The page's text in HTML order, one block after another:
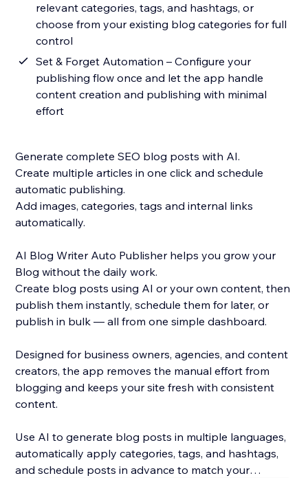
relevant categories, tags, and hashtags, or
choose from your existing blog categories for full
control
Set & Forget Automation – Configure your
publishing flow once and let the app handle
content creation and publishing with minimal
effort
Generate complete SEO blog posts with AI.
Create multiple articles in one click and schedule
automatic publishing.
Add images, categories, tags and internal links
automatically.
AI Blog Writer Auto Publisher helps you grow your
Blog without the daily work.
Create blog posts using AI or your own content, then
publish them instantly, schedule them for later, or
publish in bulk — all from one simple dashboard.
Designed for business owners, agencies, and content
creators, the app removes the manual effort from
blogging and keeps your site fresh with consistent
content.
Use AI to generate blog posts in multiple languages,
automatically apply categories, tags, and hashtags,
and schedule posts in advance to match your